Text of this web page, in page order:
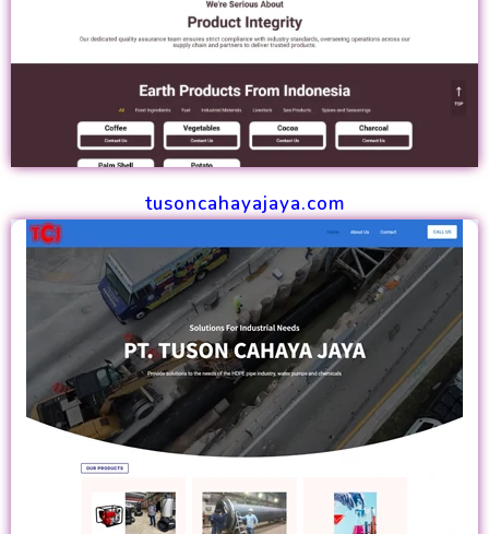
tusoncahayajaya.com